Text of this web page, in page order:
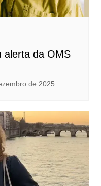
alerta da OMS
de 2025